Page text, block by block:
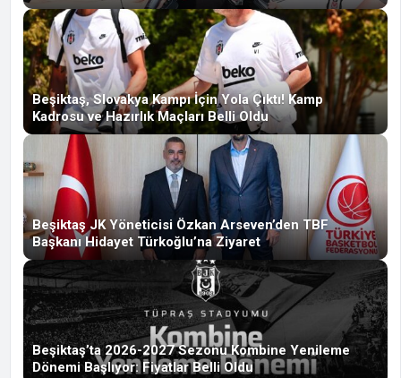
Beşiktaş, Slovakya Kampı İçin Yola Çıktı! Kamp
Kadrosu ve Hazırlık Maçları Belli Oldu
Beşiktaş JK Yöneticisi Özkan Arseven’den TBF
Başkanı Hidayet Türkoğlu’na Ziyaret
Beşiktaş’ta 2026-2027 Sezonu Kombine Yenileme
Dönemi Başlıyor: Fiyatlar Belli Oldu